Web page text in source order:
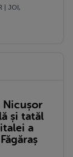
| JOI,
și tatăl
a